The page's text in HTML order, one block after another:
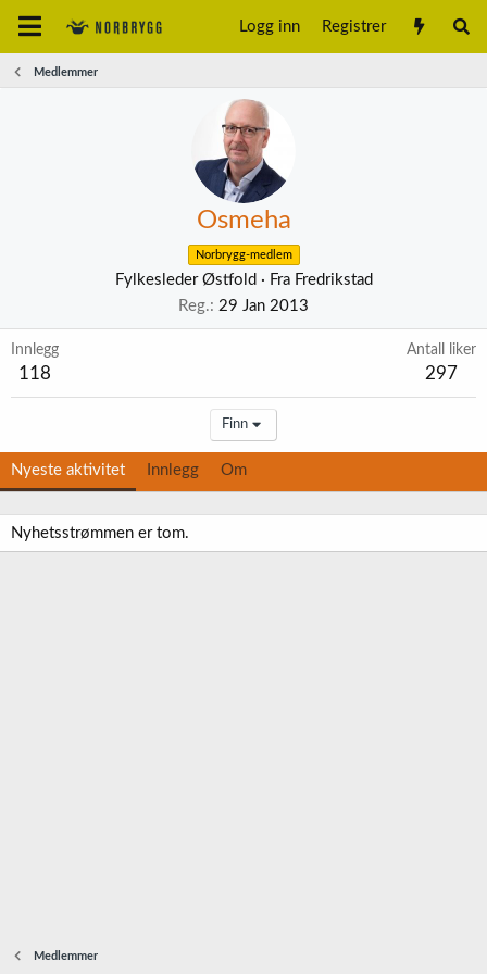
Logg inn Registrer
Medlemmer
Osmeha
Norbrygg-medlem
Fylkesleder Østfold · Fra Fredrikstad
Reg. 29 Jan 2013
Innlegg
118
Antall liker
297
Finn
Nyeste aktivitet Innlegg Om
Nyhetsstrømmen er tom.
Medlemmer